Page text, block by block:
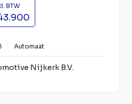
BTW
Automaat
Nijkerk B.V.